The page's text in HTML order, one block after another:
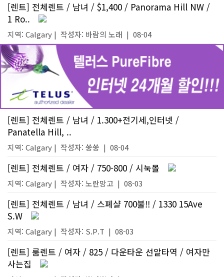
[렌트] 전체렌트 / 남녀 / $1,400 / Panorama Hill NW /
1 Ro..
지역: Calgary | 작성자: 바람의 노래 | 08-04
[렌트] 전체렌트 / 남녀 / 1.300+전기세,인터넷 /
Panatella Hill, ..
지역: Calgary | 작성자: 쑹쑹 | 08-04
[렌트] 전체렌트 / 여자 / 750-800 / 시눅몰
지역: Calgary | 작성자: 노란망고 | 08-03
[렌트] 전체렌트 / 남녀 / 스폐샬 700불!! / 1330 15Ave
S.W
지역: Calgary | 작성자: S.P.T | 08-03
[렌트] 룸렌트 / 여자 / 825 / 다운타운 선알타역 / 여자만
사는집